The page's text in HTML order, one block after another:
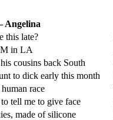
Angelina
this late?
in LA
cousins back South
to dick early this month
race
tell me to give face
made of silicone